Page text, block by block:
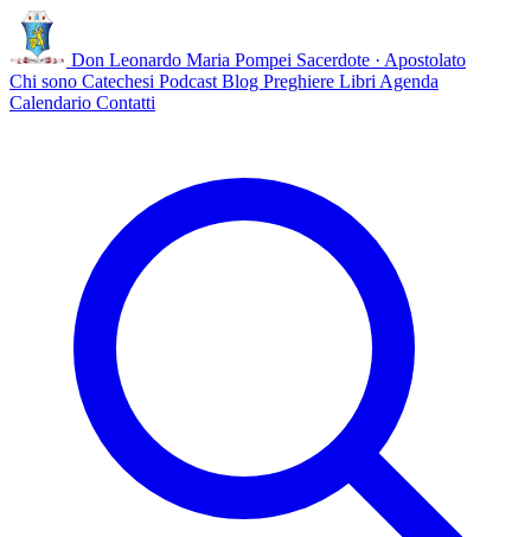
Don Leonardo Maria Pompei Sacerdote · Apostolato
Chi sono Catechesi Podcast Blog Preghiere Libri Agenda
Calendario Contatti